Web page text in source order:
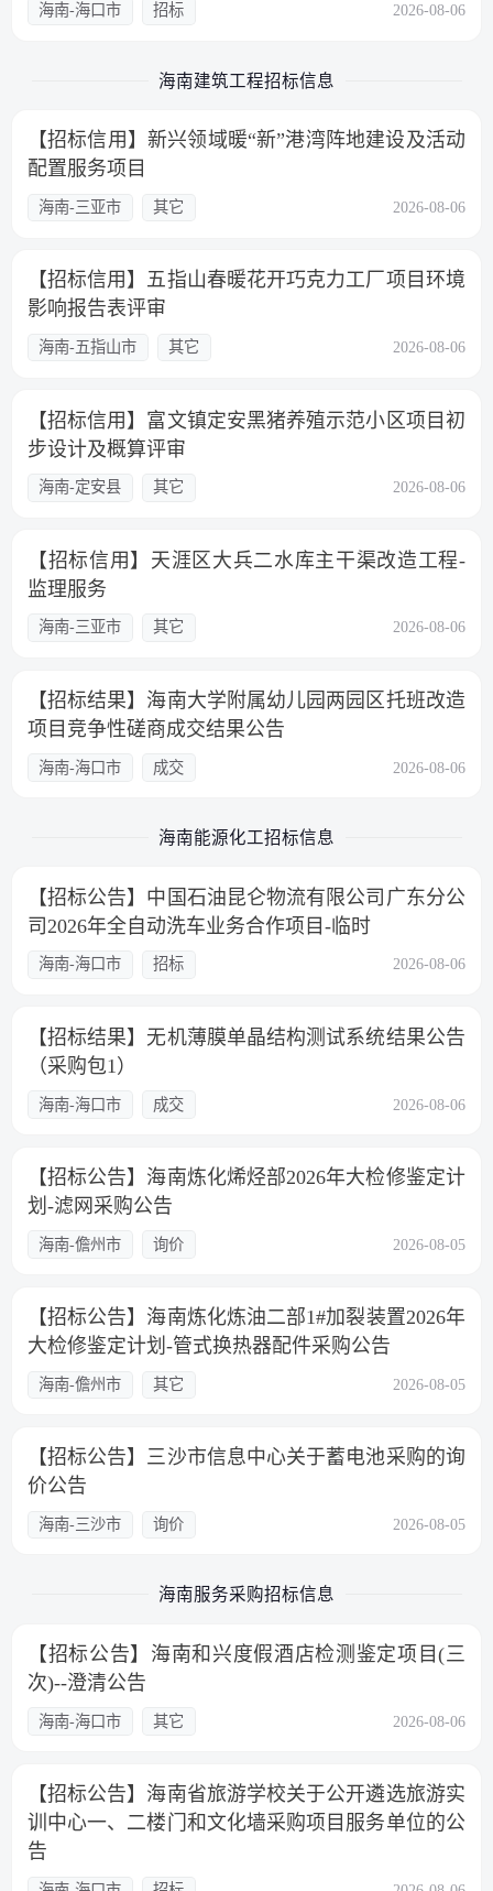
海南-海口市 招标 2026-08-06
海南建筑工程招标信息
【招标信用】新兴领域暖“新”港湾阵地建设及活动
配置服务项目
海南-三亚市 其它 2026-08-06
【招标信用】五指山春暖花开巧克力工厂项目环境
影响报告表评审
海南-五指山市 其它 2026-08-06
【招标信用】富文镇定安黑猪养殖示范小区项目初
步设计及概算评审
海南-定安县 其它 2026-08-06
【招标信用】天涯区大兵二水库主干渠改造工程-
监理服务
海南-三亚市 其它 2026-08-06
【招标结果】海南大学附属幼儿园两园区托班改造
项目竞争性磋商成交结果公告
海南-海口市 成交 2026-08-06
海南能源化工招标信息
【招标公告】中国石油昆仑物流有限公司广东分公
司2026年全自动洗车业务合作项目-临时
海南-海口市 招标 2026-08-06
【招标结果】无机薄膜单晶结构测试系统结果公告
（采购包1）
海南-海口市 成交 2026-08-06
【招标公告】海南炼化烯烃部2026年大检修鉴定计
划-滤网采购公告
海南-儋州市 询价 2026-08-05
【招标公告】海南炼化炼油二部1#加裂装置2026年
大检修鉴定计划-管式换热器配件采购公告
海南-儋州市 其它 2026-08-05
【招标公告】三沙市信息中心关于蓄电池采购的询
价公告
海南-三沙市 询价 2026-08-05
海南服务采购招标信息
【招标公告】海南和兴度假酒店检测鉴定项目(三
次)--澄清公告
海南-海口市 其它 2026-08-06
【招标公告】海南省旅游学校关于公开遴选旅游实
训中心一、二楼门和文化墙采购项目服务单位的公
告